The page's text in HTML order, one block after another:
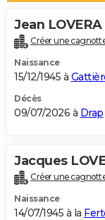
Alimentation
Guide de la santé
Maladies
Médicaments
Sommeil
VOYAGE
Destinations
City break
Voyage nature
Voyage de noces
Forum
Climat
+PHOTO
GUIDES D'ACHAT
BONS PLANS
Carte de Noël
Carte Bonne année
Carte Saint-Valentin
Carte Pâques
Carte d'anniversaire
DICTIONNAIRE
Dictionnaire
Biographies
Citations
Expressions
Proverbes
PROGRAMME TV
Jean LOVERA
Créer une
Naissance
15/12/1945 à
Décès
09/07/2026 à Drap
Jacques
Créer une
Naissance
14/07/1945 à la